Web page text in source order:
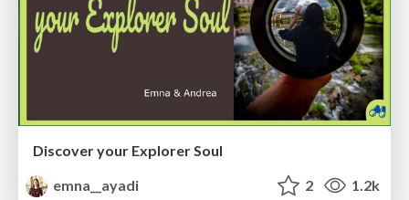
Discover your Explorer Soul
emna__ayadi
2 1.2k